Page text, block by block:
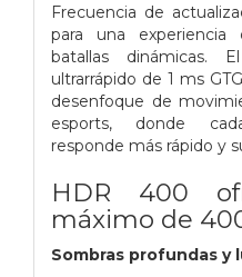
Frecuencia de
para una
batallas dinámicas.
ultrarrápido de 1 ms
desenfoque de
esports, donde
responde más rápido y
HDR 400
máximo de
Sombras profundas y